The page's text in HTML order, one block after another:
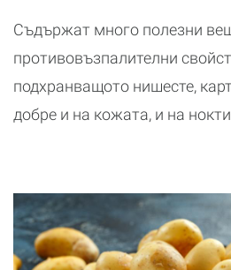
Съдържат много полезни
противовъзпалителни
подхранващото нишесте,
добре и на кожата, и на